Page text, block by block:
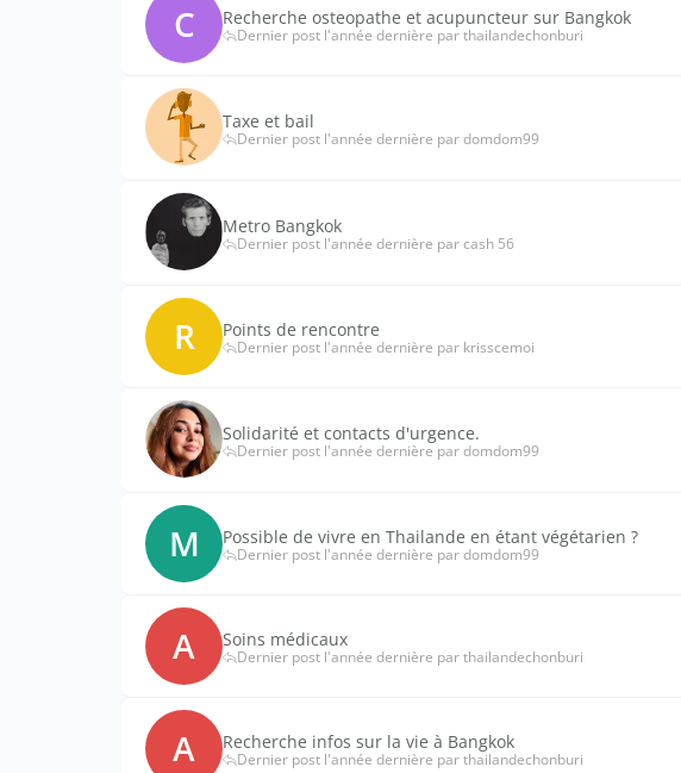
C Recherche osteopathe et acupuncteur sur Bangkok
Dernier post l'année dernière par thailandechonburi
Taxe et bail
Dernier post l'année dernière par domdom99
Metro Bangkok
Dernier post l'année dernière par cash 56
R Points de rencontre
Dernier post l'année dernière par krisscemoi
Solidarité et contacts d'urgence.
Dernier post l'année dernière par domdom99
M Possible de vivre en Thailande en étant végétarien ?
Dernier post l'année dernière par domdom99
A Soins médicaux
Dernier post l'année dernière par thailandechonburi
A Recherche infos sur la vie à Bangkok
Dernier post l'année dernière par thailandechonburi